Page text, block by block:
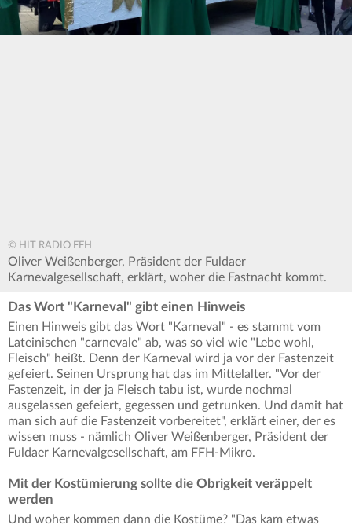
© HIT RADIO FFH
Oliver Weißenberger, Präsident der Fuldaer
Karnevalgesellschaft, erklärt, woher die Fastnacht kommt.
Das Wort "Karneval" gibt einen Hinweis
Einen Hinweis gibt das Wort "Karneval" - es stammt vom
Lateinischen "carnevale" ab, was so viel wie "Lebe wohl,
Fleisch" heißt. Denn der Karneval wird ja vor der Fastenzeit
gefeiert. Seinen Ursprung hat das im Mittelalter. "Vor der
Fastenzeit, in der ja Fleisch tabu ist, wurde nochmal
ausgelassen gefeiert, gegessen und getrunken. Und damit hat
man sich auf die Fastenzeit vorbereitet", erklärt einer, der es
wissen muss - nämlich Oliver Weißenberger, Präsident der
Fuldaer Karnevalgesellschaft, am FFH-Mikro.
Mit der Kostümierung sollte die Obrigkeit veräppelt
werden
Und woher kommen dann die Kostüme? "Das kam etwas